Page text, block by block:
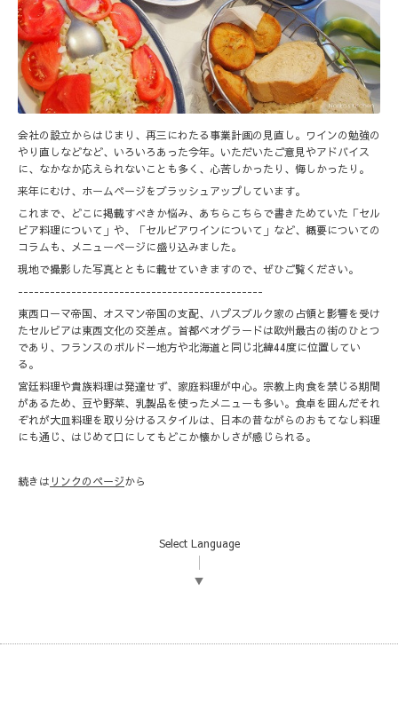
会社の設立からはじまり、再三にわたる事業計画の見直し。ワインの勉強の
やり直しなどなど、いろいろあった今年。いただいたご意見やアドバイス
に、なかなか応えられないことも多く、心苦しかったり、悔しかったり。
来年にむけ、ホームページをブラッシュアップしています。
これまで、どこに掲載すべきか悩み、あちらこちらで書きためていた「セル
ビア料理について」や、「セルビアワインについて」など、概要についての
コラムも、メニューページに盛り込みました。
現地で撮影した写真とともに載せていきますので、ぜひご覧ください。
----------------------------------------------
東西ローマ帝国、オスマン帝国の支配、ハプスブルク家の占領と影響を受け
たセルビアは東西文化の交差点。首都ベオグラードは欧州最古の街のひとつ
であり、フランスのボルドー地方や北海道と同じ北緯44度に位置してい
る。
宮廷料理や貴族料理は発達せず、家庭料理が中心。宗教上肉食を禁じる期間
があるため、豆や野菜、乳製品を使ったメニューも多い。食卓を囲んだそれ
ぞれが大皿料理を取り分けるスタイルは、日本の昔ながらのおもてなし料理
にも通じ、はじめて口にしてもどこか懐かしさが感じられる。
続きは リンクのページから
Select Language
▼